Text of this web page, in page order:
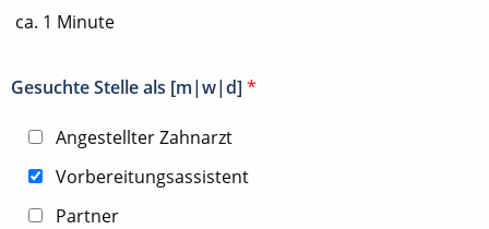
ca. 1 Minute
Gesuchte Stelle als [m|w|d] *
Angestellter Zahnarzt
Vorbereitungsassistent
Partner